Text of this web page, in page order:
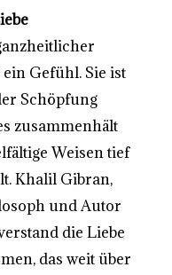
Gefühl. Sie ist
Schöpfung
zusammenhält
Weisen tief
Khalil Gibran,
und Autor
die Liebe
das weit über